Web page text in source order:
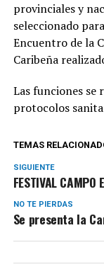
provinciales y
seleccionado
Encuentro de la
Caribeña
Las funciones se
protocolos
TEMAS
SIGUIENTE
FESTIVAL CAMPO
NO TE PIERDAS
Se presenta la